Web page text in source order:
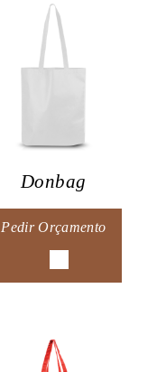
Donbag
Pedir Orçamento